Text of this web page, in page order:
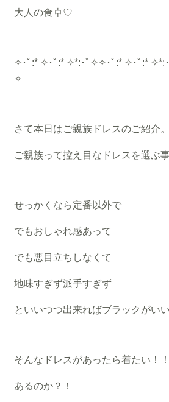
大人の食卓♡
✧･ﾟ:* ✧･ﾟ:* ✧*:･ﾟ✧✧･ﾟ:* ✧･ﾟ:* ✧*:
✧
さて本日はご親族ドレスのご紹介。
ご親族って控え目なドレスを選ぶ
せっかくなら定番以外で
でもおしゃれ感あって
でも悪目立ちしなくて
地味すぎず派手すぎず
といいつつ出来ればブラックがい
そんなドレスがあったら着たい！！
あるのか？！